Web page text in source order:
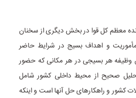
معظم کل قوا در بخش دیگری از سخنان
و اهداف بسیج در شرایط حاضر
هر بسیجی در هر مکانی که حضور
صحیح از محیط داخلی کشور شامل
کشور و راهکارهای حل آنها است و اینکه